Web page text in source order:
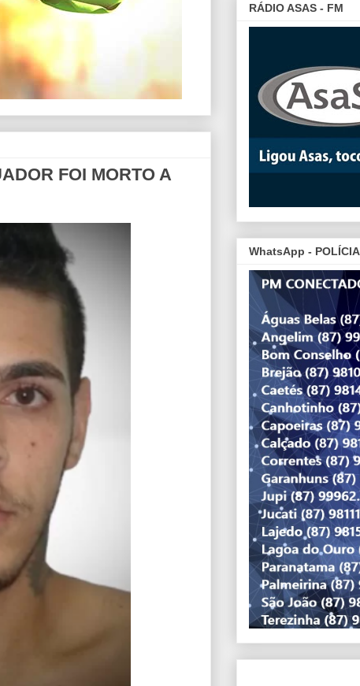
FOI MORTO A
RÁDIO ASAS - FM
WhatsApp - POLÍCIA